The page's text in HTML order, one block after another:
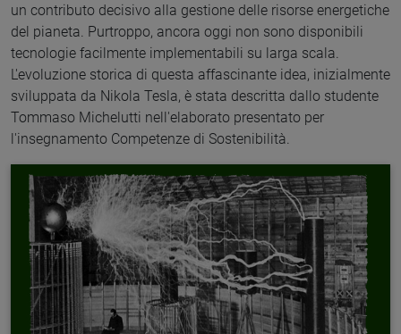
un contributo decisivo alla gestione delle risorse energetiche
del pianeta. Purtroppo, ancora oggi non sono disponibili
tecnologie facilmente implementabili su larga scala.
L'evoluzione storica di questa affascinante idea, inizialmente
sviluppata da Nikola Tesla, è stata descritta dallo studente
Tommaso Michelutti nell'elaborato presentato per
l'insegnamento Competenze di Sostenibilità.